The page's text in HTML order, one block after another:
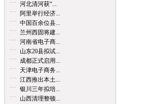
河北清河获“...
阿里举行经济...
中国百余位县...
兰州西固将建...
河南省电子商...
山东20县拟试...
成都正式启用...
天津电子商务...
江西推出本土...
银川三年拟培...
山西清理整顿...